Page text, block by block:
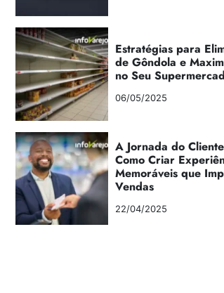
Estratégias para
de Gôndola e
no Seu
06/05/2025
A Jornada do
Como Criar
Memoráveis que
Vendas
22/04/2025